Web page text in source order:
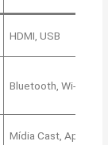
HDMI, USB
Bluetooth, Wi-Fi
Mídia Cast, App